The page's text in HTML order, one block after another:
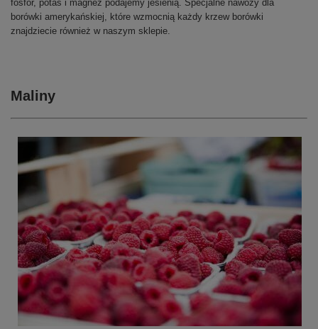
fosfor, potas i magnez podajemy jesienią. Specjalne nawozy dla
borówki amerykańskiej, które wzmocnią każdy krzew borówki
znajdziecie również w naszym sklepie.
Maliny